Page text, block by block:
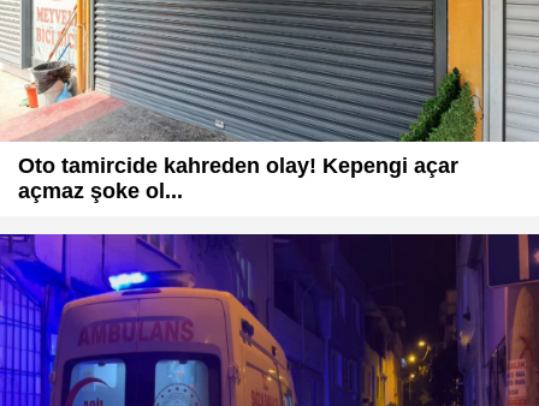
Oto tamircide kahreden olay! Kepengi açar
açmaz şoke ol...